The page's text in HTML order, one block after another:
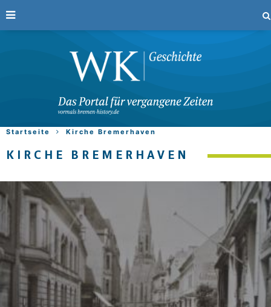
Startseite Kirche Bremerhaven
KIRCHE BREMERHAVEN